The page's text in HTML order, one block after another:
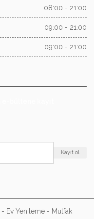
08:00 - 21:00
09:00 - 21:00
09:00 - 21:00
Kayıt ol
Ev Yenileme - Mutfak